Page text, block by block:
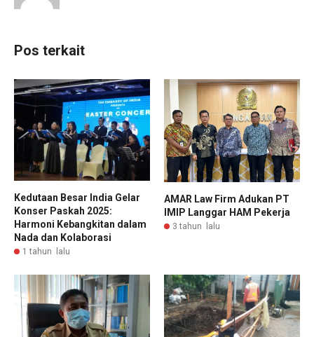
Pos terkait
Kedutaan Besar India Gelar
Konser Paskah 2025:
Harmoni Kebangkitan dalam
Nada dan Kolaborasi
1 tahun lalu
AMAR Law Firm Adukan PT
IMIP Langgar HAM Pekerja
3 tahun lalu